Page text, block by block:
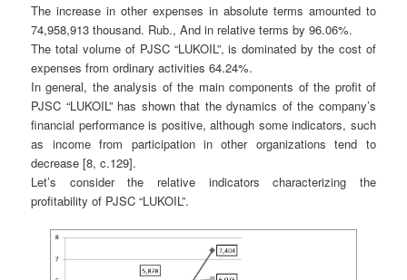
The increase in other expenses in absolute terms amounted to
74,958,913 thousand. Rub., And in relative terms by 96.06%.
The total volume of PJSC “LUKOIL”, is dominated by the cost of
expenses from ordinary activities 64.24%.
In general, the analysis of the main components of the profit of
PJSC “LUKOIL” has shown that the dynamics of the company’s
financial performance is positive, although some indicators, such
as income from participation in other organizations tend to
decrease [8, c.129].
Let’s consider the relative indicators characterizing the
profitability of PJSC “LUKOIL”.